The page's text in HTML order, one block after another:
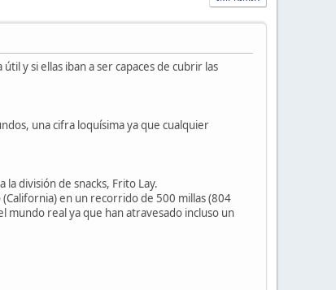
y si ellas iban a ser capaces de cubrir las
una cifra loquísima ya que cualquier
división de snacks, Frito Lay.
en un recorrido de 500 millas (804
mundo real ya que han atravesado incluso un